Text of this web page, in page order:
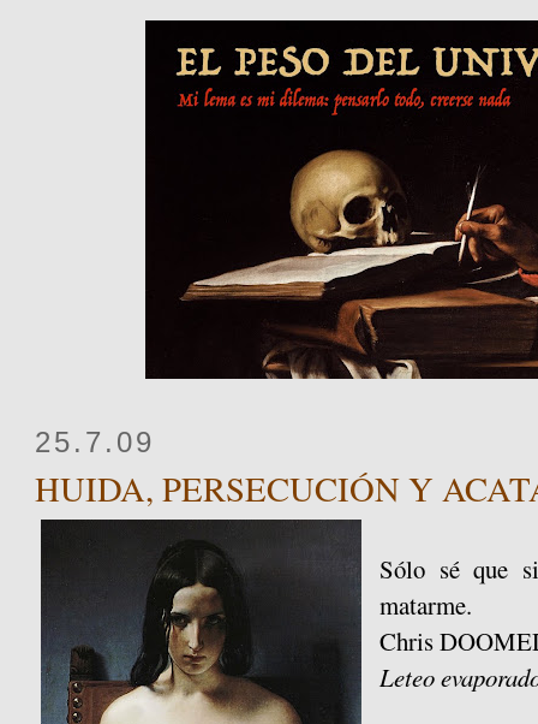
25.7.09
HUIDA, PERSECUCIÓN Y
Sólo sé que
matarme.
Chris
Leteo